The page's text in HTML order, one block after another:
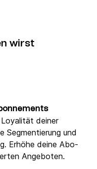
wirst
deiner
Segmentierung und
Erhöhe deine Abo-
Angeboten.